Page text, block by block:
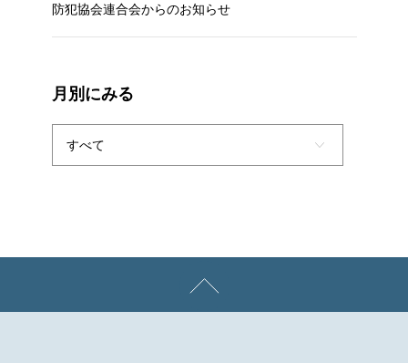
防犯協会連合会からのお知らせ
月別にみる